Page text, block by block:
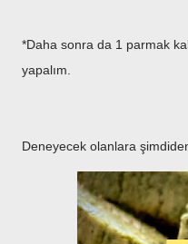
*Daha sonra da 1 parmak
yapalım.
Deneyecek olanlara